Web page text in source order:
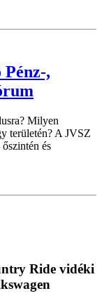
,
Milyen
területén? A JVSZ
és
Ride vidéki